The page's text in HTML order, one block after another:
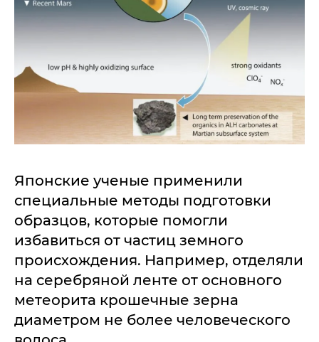
Японские ученые применили
специальные методы подготовки
образцов, которые помогли
избавиться от частиц земного
происхождения. Например, отделяли
на серебряной ленте от основного
метеорита крошечные зерна
диаметром не более человеческого